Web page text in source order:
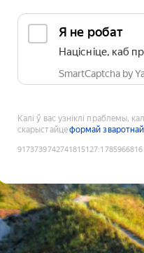
Я не робат
Націсніце, каб
SmartCaptcha by
Калі ў вас узніклі праблемы,
скарыстайцеформай зваротнай
9173739742741815127:1785966816